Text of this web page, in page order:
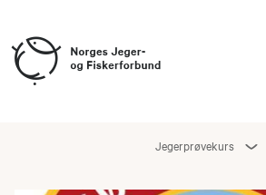
Jegerprøvekurs